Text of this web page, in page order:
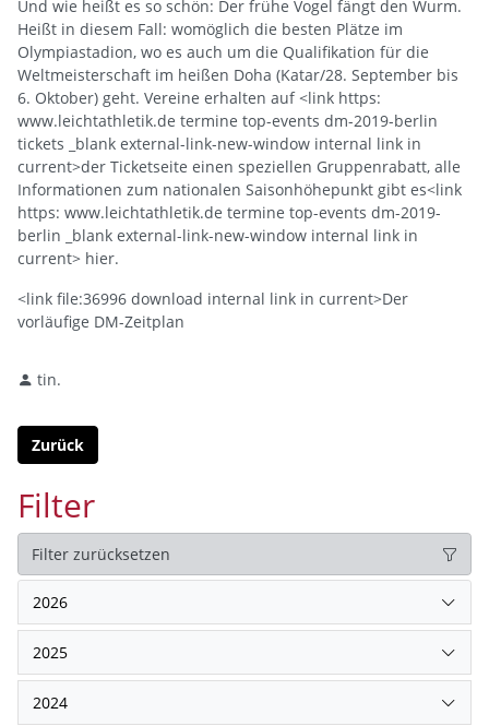
Und wie heißt es so schön: Der frühe Vogel fängt den Wurm.
Heißt in diesem Fall: womöglich die besten Plätze im
Olympiastadion, wo es auch um die Qualifikation für die
Weltmeisterschaft im heißen Doha (Katar/28. September bis
6. Oktober) geht. Vereine erhalten auf <link https:
www.leichtathletik.de termine top-events dm-2019-berlin
tickets _blank external-link-new-window internal link in
current>der Ticketseite einen speziellen Gruppenrabatt, alle
Informationen zum nationalen Saisonhöhepunkt gibt es<link
https: www.leichtathletik.de termine top-events dm-2019-
berlin _blank external-link-new-window internal link in
current> hier.
<link file:36996 download internal link in current>Der
vorläufige DM-Zeitplan
tin.
Zurück
Filter
Filter zurücksetzen
2026
2025
2024